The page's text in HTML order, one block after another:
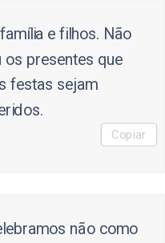
e filhos. Não
presentes que
festas sejam
Copiar
não como